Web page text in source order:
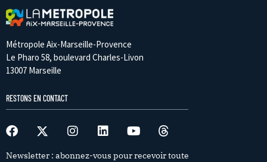
Métropole Aix-Marseille-Provence
Le Pharo 58, boulevard Charles-Livon
13007 Marseille
RESTONS EN CONTACT
Newsletter : abonnez-vous pour recevoir toute